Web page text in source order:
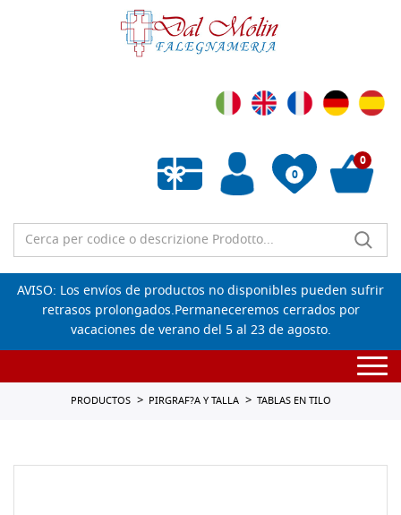
0
Lista de deseos vacía
0
AVISO: Los envíos de productos no disponibles pueden sufrir
retrasos prolongados.Permaneceremos cerrados por
vacaciones de verano del 5 al 23 de agosto.
PRODUCTOS PIRGRAF?A Y TALLA TABLAS EN TILO